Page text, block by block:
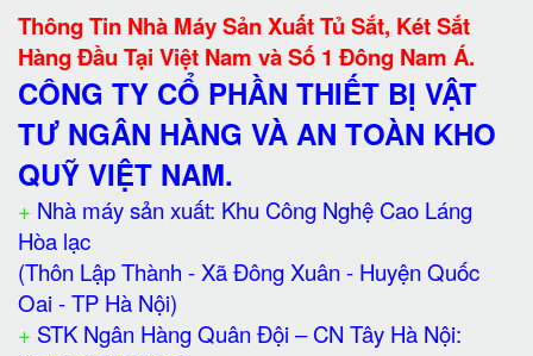
Thông Tin Nhà Máy Sản Xuất Tủ Sắt, Két Sắt
Hàng Đầu Tại Việt Nam và Số 1 Đông Nam Á.
CÔNG TY CỔ PHẦN THIẾT BỊ VẬT
TƯ NGÂN HÀNG VÀ AN TOÀN KHO
QUỸ VIỆT NAM.
+ Nhà máy sản xuất: Khu Công Nghệ Cao Láng
Hòa lạc
(Thôn Lập Thành - Xã Đông Xuân - Huyện Quốc
Oai - TP Hà Nội)
+ STK Ngân Hàng Quân Đội – CN Tây Hà Nội: